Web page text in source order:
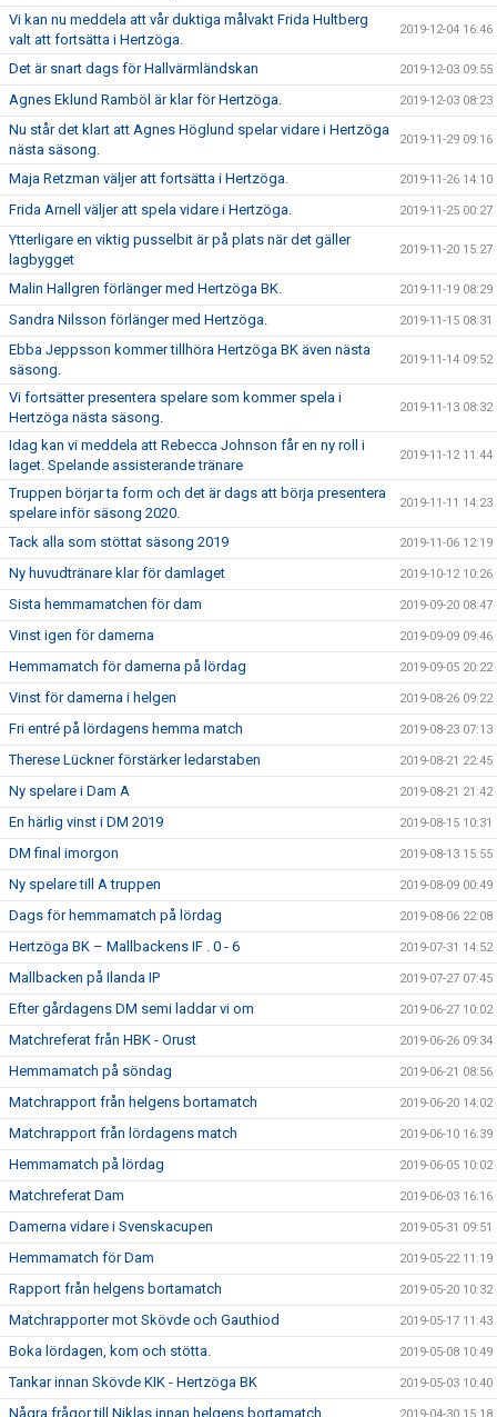
Vi kan nu meddela att vår duktiga målvakt Frida Hultberg
valt att fortsätta i Hertzöga.
2019-12-04 16:46
Det är snart dags för Hallvärmländskan 2019-12-03 09:55
Agnes Eklund Ramböl är klar för Hertzöga. 2019-12-03 08:23
Nu står det klart att Agnes Höglund spelar vidare i Hertzöga
nästa säsong.
2019-11-29 09:16
Maja Retzman väljer att fortsätta i Hertzöga. 2019-11-26 14:10
Frida Arnell väljer att spela vidare i Hertzöga. 2019-11-25 00:27
Ytterligare en viktig pusselbit är på plats när det gäller
lagbygget
2019-11-20 15:27
Malin Hallgren förlänger med Hertzöga BK. 2019-11-19 08:29
Sandra Nilsson förlänger med Hertzöga. 2019-11-15 08:31
Ebba Jeppsson kommer tillhöra Hertzöga BK även nästa
säsong.
2019-11-14 09:52
Vi fortsätter presentera spelare som kommer spela i
Hertzöga nästa säsong.
2019-11-13 08:32
Idag kan vi meddela att Rebecca Johnson får en ny roll i
laget. Spelande assisterande tränare
2019-11-12 11:44
Truppen börjar ta form och det är dags att börja presentera
spelare inför säsong 2020.
2019-11-11 14:23
Tack alla som stöttat säsong 2019 2019-11-06 12:19
Ny huvudtränare klar för damlaget 2019-10-12 10:26
Sista hemmamatchen för dam 2019-09-20 08:47
Vinst igen för damerna 2019-09-09 09:46
Hemmamatch för damerna på lördag 2019-09-05 20:22
Vinst för damerna i helgen 2019-08-26 09:22
Fri entré på lördagens hemma match 2019-08-23 07:13
Therese Lückner förstärker ledarstaben 2019-08-21 22:45
Ny spelare i Dam A 2019-08-21 21:42
En härlig vinst i DM 2019 2019-08-15 10:31
DM final imorgon 2019-08-13 15:55
Ny spelare till A truppen 2019-08-09 00:49
Dags för hemmamatch på lördag 2019-08-06 22:08
Hertzöga BK – Mallbackens IF . 0 - 6 2019-07-31 14:52
Mallbacken på Ilanda IP 2019-07-27 07:45
Efter gårdagens DM semi laddar vi om 2019-06-27 10:02
Matchreferat från HBK - Orust 2019-06-26 09:34
Hemmamatch på söndag 2019-06-21 08:56
Matchrapport från helgens bortamatch 2019-06-20 14:02
Matchrapport från lördagens match 2019-06-10 16:39
Hemmamatch på lördag 2019-06-05 10:02
Matchreferat Dam 2019-06-03 16:16
Damerna vidare i Svenskacupen 2019-05-31 09:51
Hemmamatch för Dam 2019-05-22 11:19
Rapport från helgens bortamatch 2019-05-20 10:32
Matchrapporter mot Skövde och Gauthiod 2019-05-17 11:43
Boka lördagen, kom och stötta. 2019-05-08 10:49
Tankar innan Skövde KIK - Hertzöga BK 2019-05-03 10:40
Några frågor till Niklas innan helgens bortamatch